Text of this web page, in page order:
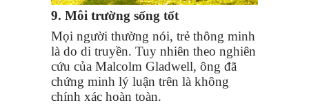
9. Môi trường sống tốt
Mọi người thường nói, trẻ thông minh
là do di truyền. Tuy nhiên theo nghiên
cứu của Malcolm Gladwell, ông đã
chứng minh lý luận trên là không
chính xác hoàn toàn.